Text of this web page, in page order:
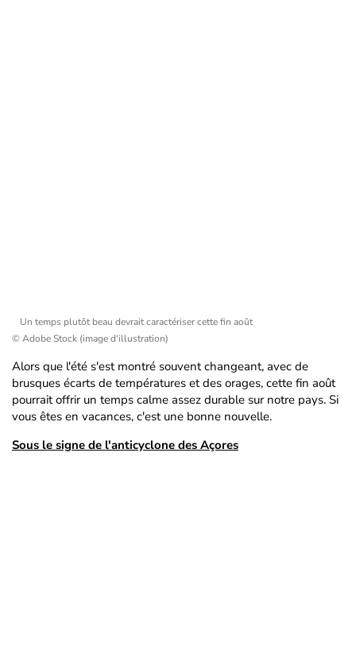
Un temps plutôt beau devrait caractériser cette fin août
© Adobe Stock (image d'illustration)
Alors que l'été s'est montré souvent changeant, avec de
brusques écarts de températures et des orages, cette fin août
pourrait offrir un temps calme assez durable sur notre pays. Si
vous êtes en vacances, c'est une bonne nouvelle.
Sous le signe de l'anticyclone des Açores